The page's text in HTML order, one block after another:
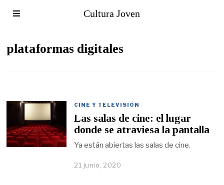
Cultura Joven
plataformas digitales
CINE Y TELEVISIÓN
Las salas de cine: el lugar
donde se atraviesa la pantalla
Ya están abiertas las salas de cine.
21 junio, 2020